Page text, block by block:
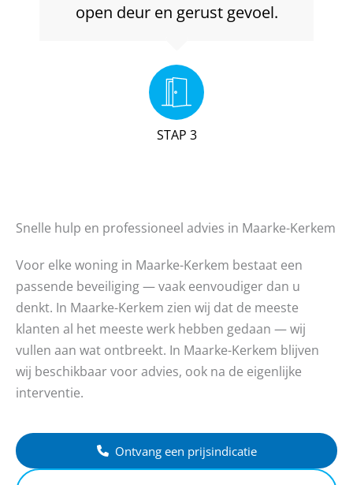
open deur en gerust gevoel.
STAP 3
Snelle hulp en professioneel advies in Maarke-Kerkem
Voor elke woning in Maarke-Kerkem bestaat een
passende beveiliging — vaak eenvoudiger dan u
denkt. In Maarke-Kerkem zien wij dat de meeste
klanten al het meeste werk hebben gedaan — wij
vullen aan wat ontbreekt. In Maarke-Kerkem blijven
wij beschikbaar voor advies, ook na de eigenlijke
interventie.
Ontvang een prijsindicatie